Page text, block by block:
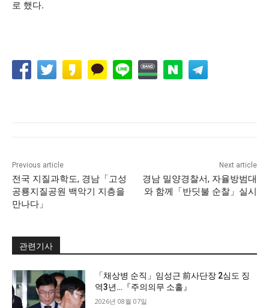
로 했다.
Previous article
전국 지질과학도, 경남「고성
공룡지질공원 백악기 지층을
만나다」
Next article
경남 밀양경찰서, 자율방범대
와 함께「반딧불 순찰」실시
관련기사
「채상병 순직」임성근 前사단장 2심도 징
역3년…『주의의무 소홀』
2026년 08월 07일